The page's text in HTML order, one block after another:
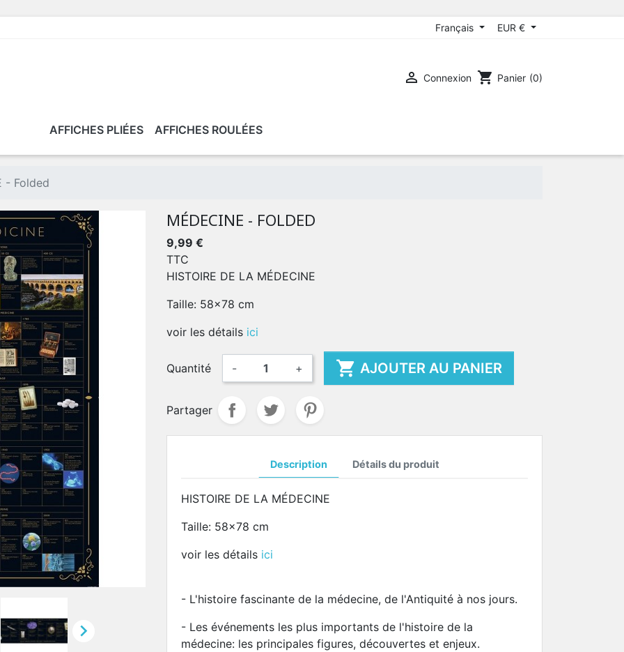
Français EUR €
 Connexion shopping_cart Panier (0)
AFFICHES PLIÉES AFFICHES ROULÉES
- Folded

MÉDECINE - FOLDED
9,99 €
TTC
HISTOIRE DE LA MÉDECINE
Taille: 58x78 cm
voir les détails ici
Quantité - +  AJOUTER AU PANIER
Partager
Description Détails du produit
HISTOIRE DE LA MÉDECINE
Taille: 58x78 cm
voir les détails ici
- L'histoire fascinante de la médecine, de l'Antiquité à nos jours.
- Les événements les plus importants de l'histoire de la
médecine: les principales figures, découvertes et enjeux.